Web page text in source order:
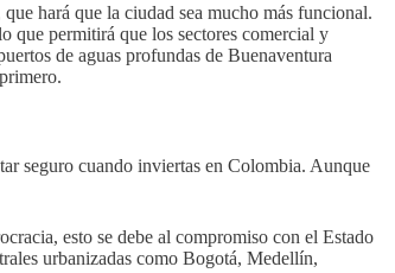
hará que la ciudad sea mucho más funcional.
que permitirá que los sectores comercial y
de aguas profundas de Buenaventura
seguro cuando inviertas en Colombia. Aunque
esto se debe al compromiso con el Estado
urbanizadas como Bogotá, Medellín,